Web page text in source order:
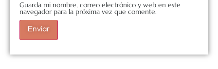
Guarda mi nombre, correo electrónico y web en este
navegador para la próxima vez que comente.